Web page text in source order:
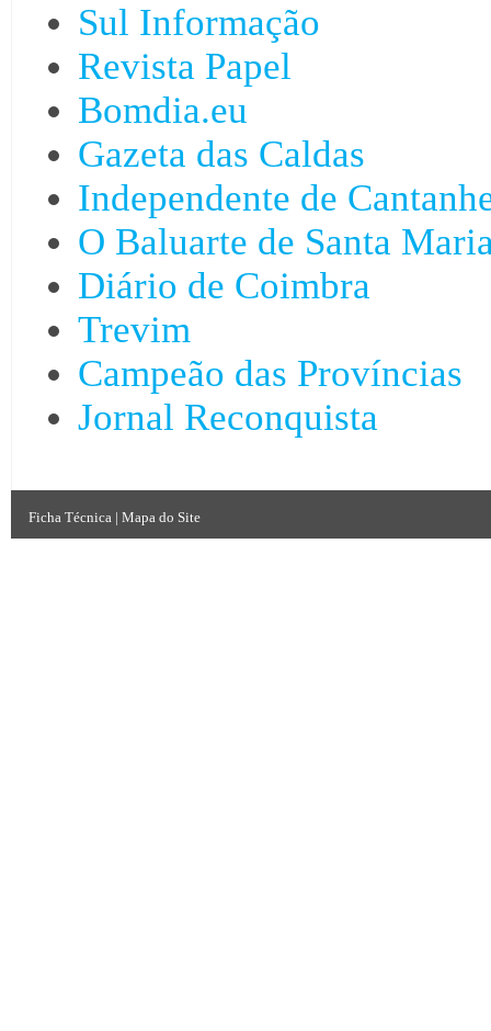
Sul Informação
Revista Papel
Bomdia.eu
Gazeta das Caldas
Independente de
O Baluarte de Santa
Diário de Coimbra
Trevim
Campeão das Províncias
Jornal Reconquista
Ficha Técnica | Mapa do Site